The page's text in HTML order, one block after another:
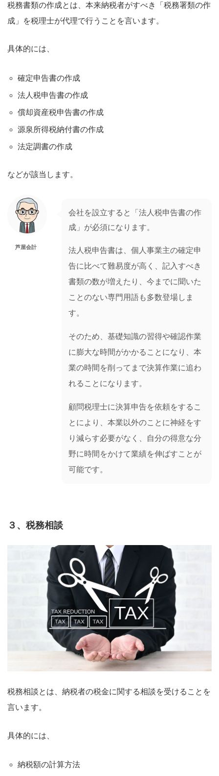
税務書類の作成とは、本来納税者がすべき「税務署類の作
成」を税理士が代理で行うことを言います。
具体的には、
確定申告書の作成
法人税申告書の作成
償却資産税申告書の作成
源泉所得税納付書の作成
法定調書の作成
などが該当します。
芦屋会計
会社を設立すると「法人税申告書の作
成」が必須になります。
法人税申告書は、個人事業主の確定申
告に比べて難易度が高く、記入すべき
書類の数が増えたり、今までに聞いた
ことのない専門用語も多数登場しま
す。
そのため、基礎知識の習得や確認作業
に膨大な時間がかかることになり、本
業の時間を削ってまで決算作業に追わ
れることになります。
顧問税理士に決算申告を依頼をするこ
とにより、本業以外のことに神経をす
り減らす必要がなく、自分の得意な分
野に時間をかけて業績を伸ばすことが
可能です。
３、税務相談
税務相談とは、納税者の税金に関する相談を受けることを
言います。
具体的には、
納税額の計算方法